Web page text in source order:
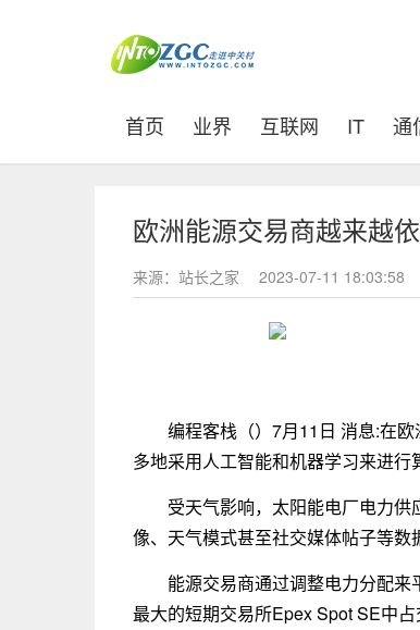
首页 (current)
业界 互联网 IT 通
欧洲能源交易商越来越
来源：站长之家 2023-07-11 18:03:58
编程客栈（）7月11日 消息:在
多地采用人工智能和机器学习来进行
受天气影响，太阳能电厂电力
像、天气模式甚至社交媒体帖子等数
能源交易商通过调整电力分配
最大的短期交易所Epex Spot SE中